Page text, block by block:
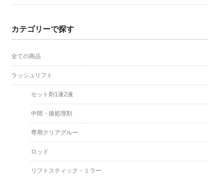
カテゴリーで探す
全ての商品
ラッシュリフト
セット剤1液2液
中間・後処理剤
専用クリアグルー
ロッド
リフトスティック・ミラー